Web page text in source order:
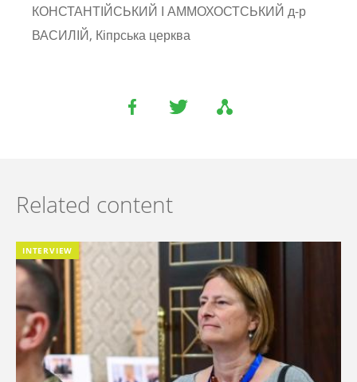
КОНСТАНТІЙСЬКИЙ І АММОХОСТСЬКИЙ д-р
ВАСИЛІЙ, Кіпрська церква
Related content
INTERVIEW